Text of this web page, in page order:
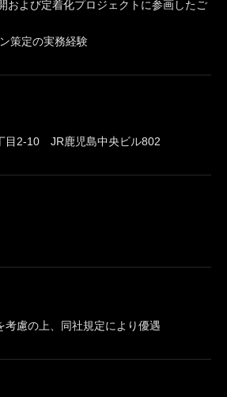
および定着化プロジェクトに参画したご
策定の実務経験
目2-10 JR鹿児島中央ビル802
考慮の上、同社規定により優遇